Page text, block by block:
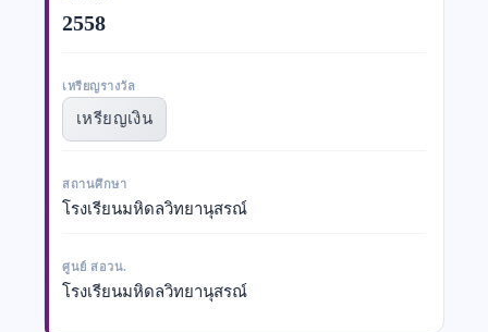
2558
เหรียญรางวัล
เหรียญเงิน
สถานศึกษา
โรงเรียนมหิดลวิทยานุสรณ์
ศูนย์ สอวน.
โรงเรียนมหิดลวิทยานุสรณ์